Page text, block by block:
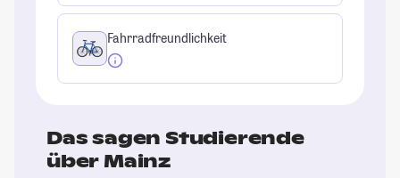
Fahrradfreundlichkeit
Das sagen Studierende
über Mainz